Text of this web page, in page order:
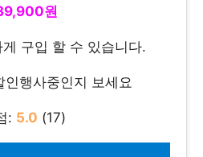
원
구입 할 수 있습니다.
인행사중인지 보세요
: 5.0 (17)